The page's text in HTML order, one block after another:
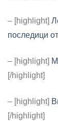
– [highlight]
последици
– [highlight]
[/highlight]
– [highlight]
[/highlight]